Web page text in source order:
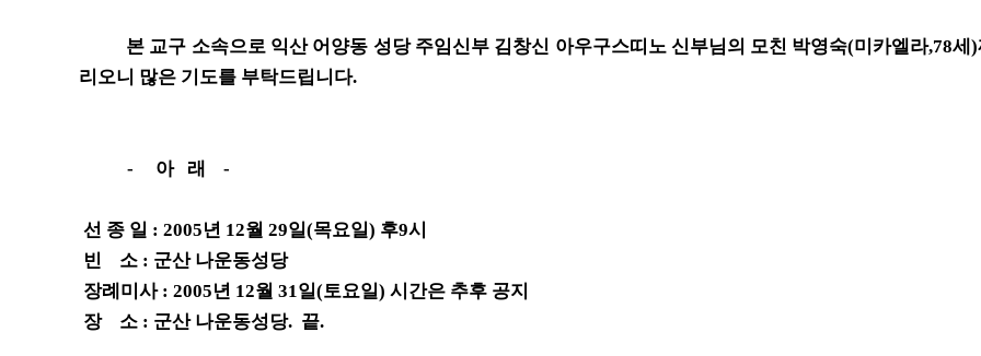
본 교구 소속으로 익산 어양동 성당 주임신부 김창신 아우구스띠노 신부님의 모친 박영숙(미카엘라,78세)
리오니 많은 기도를 부탁드립니다.
- 아 래 -
선 종 일 : 2005년 12월 29일(목요일) 후9시
빈 소 : 군산 나운동성당
장례미사 : 2005년 12월 31일(토요일) 시간은 추후 공지
장 소 : 군산 나운동성당. 끝.